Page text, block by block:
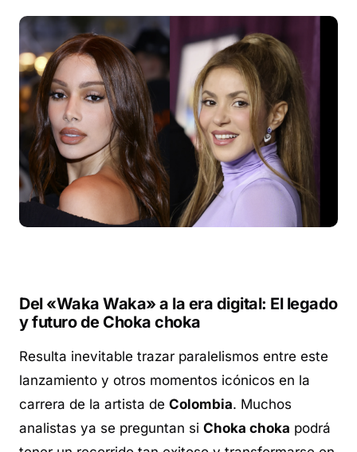
Del «Waka Waka» a la era digital: El legado
y futuro de Choka choka
Resulta inevitable trazar paralelismos entre este
lanzamiento y otros momentos icónicos en la
carrera de la artista de Colombia. Muchos
analistas ya se preguntan si Choka choka podrá